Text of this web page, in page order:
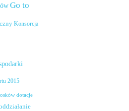
Go to
Konsorcja
2015
dotacje